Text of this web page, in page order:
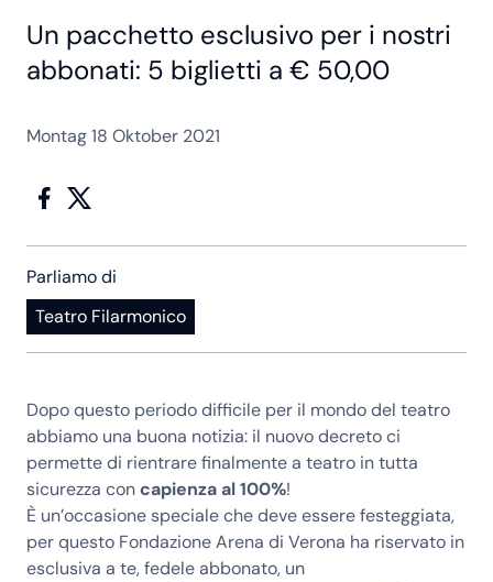
Un pacchetto esclusivo per i nostri
abbonati: 5 biglietti a € 50,00
Montag 18 Oktober 2021
Parliamo di
Teatro Filarmonico
Dopo questo periodo difficile per il mondo del teatro
abbiamo una buona notizia: il nuovo decreto ci
permette di rientrare finalmente a teatro in tutta
sicurezza concapienza al 100%!
È un’occasione speciale che deve essere festeggiata,
per questo Fondazione Arena di Verona ha riservato in
esclusiva a te, fedele abbonato, un